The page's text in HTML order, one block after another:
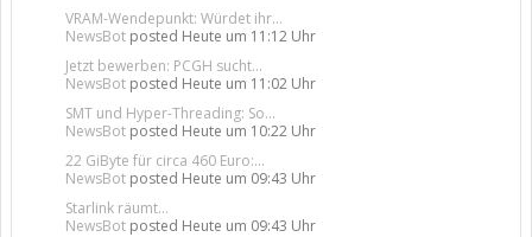
VRAM-Wendepunkt: Würdet ihr...
NewsBot posted Heute um 11:12 Uhr
Jetzt bewerben: PCGH sucht...
NewsBot posted Heute um 11:02 Uhr
SMT und Hyper-Threading: So...
NewsBot posted Heute um 10:22 Uhr
22 GiByte für circa 460 Euro:...
NewsBot posted Heute um 09:43 Uhr
Starlink räumt...
NewsBot posted Heute um 09:43 Uhr